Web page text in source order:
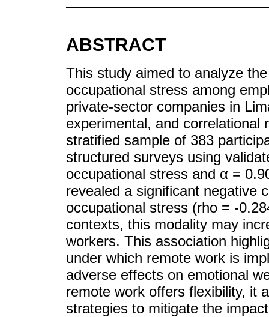
ABSTRACT
This study aimed to analyze
occupational stress among
private-sector companies in
experimental, and correlational
stratified sample of 383
structured surveys using
occupational stress and α =
revealed a significant negative
occupational stress (rho = -
contexts, this modality may
workers. This association
under which remote work is
adverse effects on emotional
remote work offers flexibility, it
strategies to mitigate the